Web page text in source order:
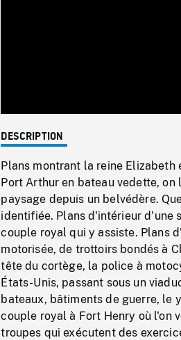
DESCRIPTION
Plans montrant la reine
Port Arthur en bateau vedette,
paysage depuis un belvédère.
identifiée. Plans d'intérieur d'une
couple royal qui y assiste. Plans
motorisée, de trottoirs bondés à
tête du cortège, la police à
États-Unis, passant sous un
bateaux, bâtiments de guerre, le
couple royal à Fort Henry où l'on
troupes qui exécutent des